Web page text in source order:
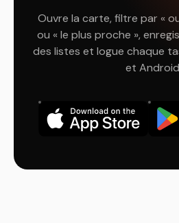
Ouvre la carte, filtre par «
ou « le plus proche »,
des listes et logue chaque
et